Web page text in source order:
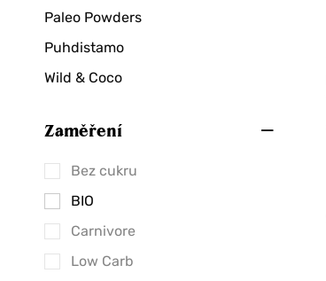
Pralinky
Mořské řasy
Olivy
Sušené maso
Paleo Powders
Puhdistamo
Wild & Coco
Zaměření
Bez cukru
BIO
Carnivore
Low Carb